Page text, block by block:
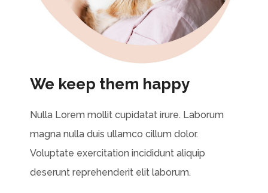
We keep them happy
Nulla Lorem mollit cupidatat irure. Laborum
magna nulla duis ullamco cillum dolor.
Voluptate exercitation incididunt aliquip
deserunt reprehenderit elit laborum.